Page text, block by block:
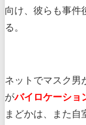
向け、彼らも事件
る。
ネットでマスク男
がバイロケーショ
まどかは、また自